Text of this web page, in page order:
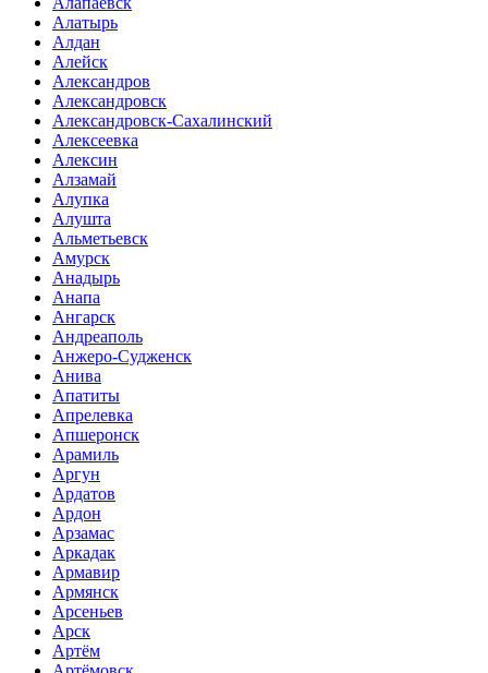
Алатырь
Алдан
Алейск
Александров
Александровск
Александровск-Сахалинский
Алексеевка
Алексин
Алзамай
Алупка
Алушта
Альметьевск
Амурск
Анадырь
Анапа
Ангарск
Андреаполь
Анжеро-Судженск
Анива
Апатиты
Апрелевка
Апшеронск
Арамиль
Аргун
Ардатов
Ардон
Арзамас
Аркадак
Армавир
Армянск
Арсеньев
Арск
Артём